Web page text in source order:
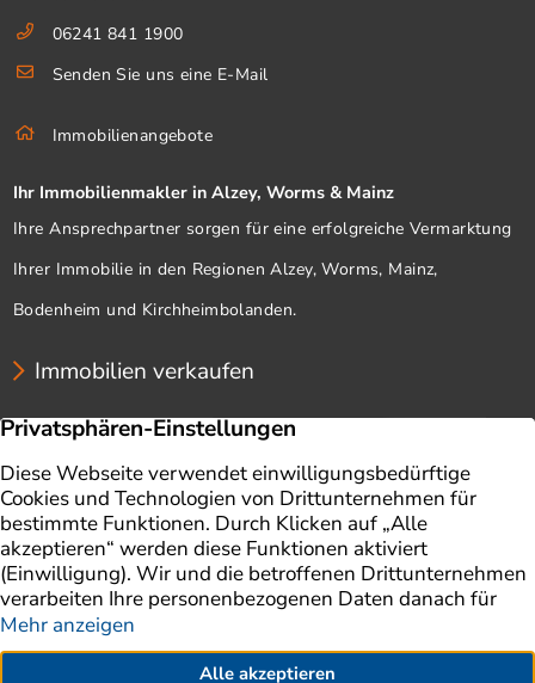
06241 841 1900
Senden Sie uns eine E-Mail
Immobilienangebote
Ihr Immobilienmakler in Alzey, Worms & Mainz
Ihre Ansprechpartner sorgen für eine erfolgreiche Vermarktung
Ihrer Immobilie in den Regionen Alzey, Worms, Mainz,
Bodenheim und Kirchheimbolanden.
Immobilien verkaufen
Unternehmen
Immobilie verkaufen
Ratgeber
Immobilienbewertung
Impressum
Aktuelles
Datenschutz
Finanzierung
AGB
Referenzen
Erklärung zur Barrierefreiheit